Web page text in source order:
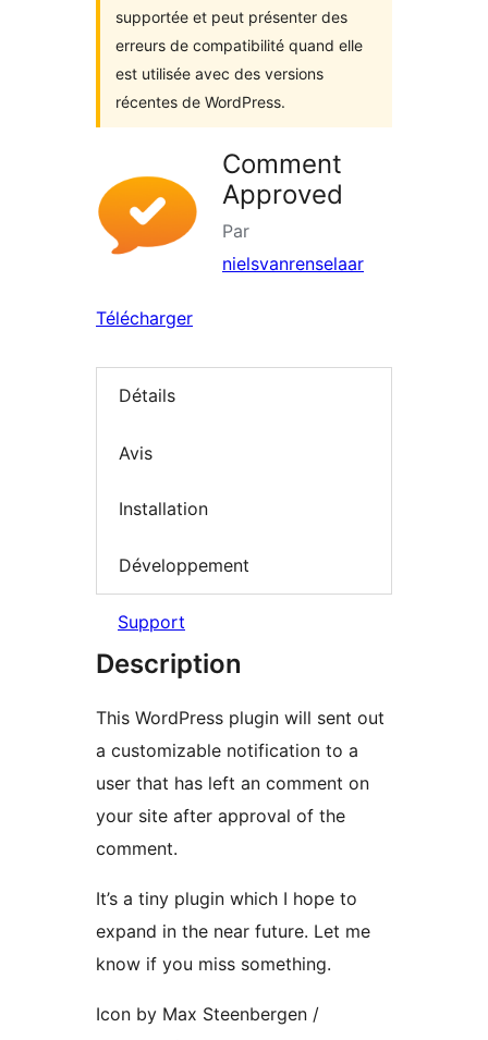
supportée et peut présenter des
erreurs de compatibilité quand elle
est utilisée avec des versions
récentes de WordPress.
Comment
Approved
Par
nielsvanrenselaar
Télécharger
Détails
Avis
Installation
Développement
Support
Description
This WordPress plugin will sent out
a customizable notification to a
user that has left an comment on
your site after approval of the
comment.
It’s a tiny plugin which I hope to
expand in the near future. Let me
know if you miss something.
Icon by Max Steenbergen /